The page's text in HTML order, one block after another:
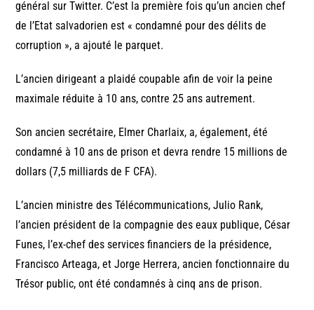
général sur Twitter. C’est la première fois qu’un ancien chef
de l’Etat salvadorien est « condamné pour des délits de
corruption », a ajouté le parquet.
L’ancien dirigeant a plaidé coupable afin de voir la peine
maximale réduite à 10 ans, contre 25 ans autrement.
Son ancien secrétaire, Elmer Charlaix, a, également, été
condamné à 10 ans de prison et devra rendre 15 millions de
dollars (7,5 milliards de F CFA).
L’ancien ministre des Télécommunications, Julio Rank,
l’ancien président de la compagnie des eaux publique, César
Funes, l’ex-chef des services financiers de la présidence,
Francisco Arteaga, et Jorge Herrera, ancien fonctionnaire du
Trésor public, ont été condamnés à cinq ans de prison.